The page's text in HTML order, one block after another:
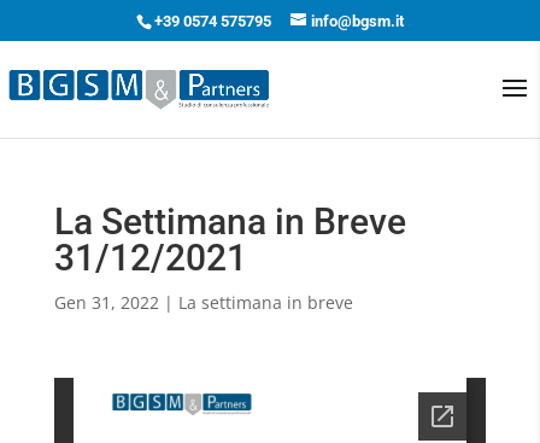
+39 0574 575795 info@bgsm.it
La Settimana in Breve
31/12/2021
Gen 31, 2022| La settimana in breve